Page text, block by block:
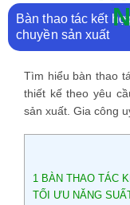
Bàn thao tác kết
chuyền sản xuất
Tìm hiểu bàn thao
thiết kế theo yêu
sản xuất. Gia công
1 BÀN THAO TÁC
TỐI ƯU NĂNG